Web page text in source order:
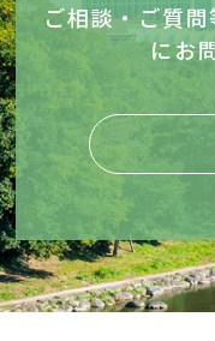
ご相談・ご質
にお